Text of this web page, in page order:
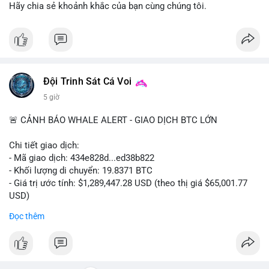
ra.
các sàn lớn trong 24-48 giờ tới. Tránh hành động theo cảm
thời điểm này.
#aplucban
Hãy chia sẻ khoảnh khắc của bạn cùng chúng tôi.
Đội Trinh Sát Cá Voi
5 giờ
🚨 CẢNH BÁO WHALE ALERT - GIAO DỊCH BTC LỚN
Chi tiết giao dịch:
- Mã giao dịch: 434e828d...ed38b822
- Khối lượng di chuyển: 19.8371 BTC
- Giá trị ước tính: $1,289,447.28 USD (theo thị giá $65,001.77
USD)
Giao dịch gần 1.3 triệu USD được thực hiện trong khung giờ
Đọc thêm